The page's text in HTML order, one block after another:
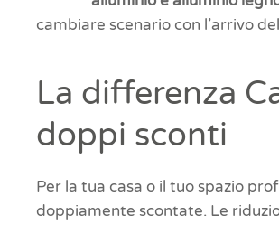
cambiare scenario con l’arrivo
La differenza
doppi sconti
Per la tua casa o il tuo spazio
doppiamente scontate. Le